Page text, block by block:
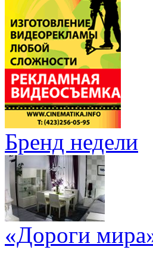
Бренд недели
«Дороги